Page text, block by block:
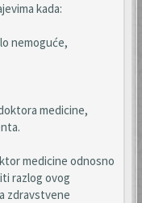
kada:
nemoguće,
medicine,
medicine odnosno
razlog ovog
zdravstvene